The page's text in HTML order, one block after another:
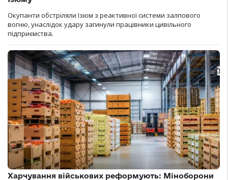
Окупанти обстріляли Ізюм з реактивної системи залпового
вогню, унаслідок удару загинули працівники цивільного
підприємства.
Харчування військових реформують: Міноборони